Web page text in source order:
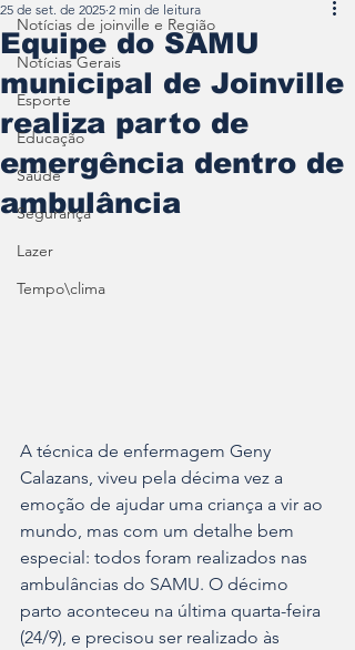
Notícias de joinville e Região
Notícias Gerais
Esporte
Educação
Saúde
Segurança
Lazer
Tempo\clima
Equipe do SAMU
municipal de Joinville
realiza parto de
emergência dentro de
ambulância
25 de set. de 2025 2 min de leitura
A técnica de enfermagem Geny
Calazans, viveu pela décima vez a
emoção de ajudar uma criança a vir ao
mundo, mas com um detalhe bem
especial: todos foram realizados nas
ambulâncias do SAMU. O décimo
parto aconteceu na última quarta-feira
(24/9), e precisou ser realizado às